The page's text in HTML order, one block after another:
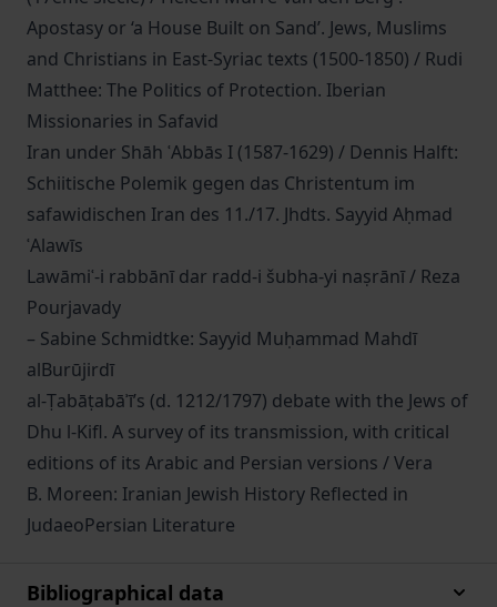
Apostasy or ‘a House Built on Sand’. Jews, Muslims
and Christians in East-Syriac texts (1500-1850) / Rudi
Matthee: The Politics of Protection. Iberian
Missionaries in Safavid
Iran under Shāh ʿAbbās I (1587-1629) / Dennis Halft:
Schiitische Polemik gegen das Christentum im
safawidischen Iran des 11./17. Jhdts. Sayyid Aḥmad
ʿAlawīs
Lawāmiʿ-i rabbānī dar radd-i šubha-yi naṣrānī / Reza
Pourjavady
– Sabine Schmidtke: Sayyid Muḥammad Mahdī
alBurūjirdī
al-Ṭabāṭabāʾī’s (d. 1212/1797) debate with the Jews of
Dhu l-Kifl. A survey of its transmission, with critical
editions of its Arabic and Persian versions / Vera
B. Moreen: Iranian Jewish History Reflected in
JudaeoPersian Literature
Bibliographical data